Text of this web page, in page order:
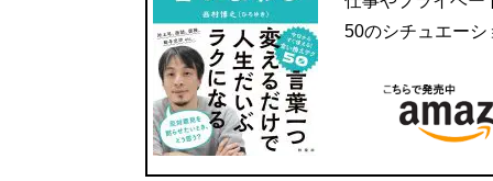
50のシチュエー